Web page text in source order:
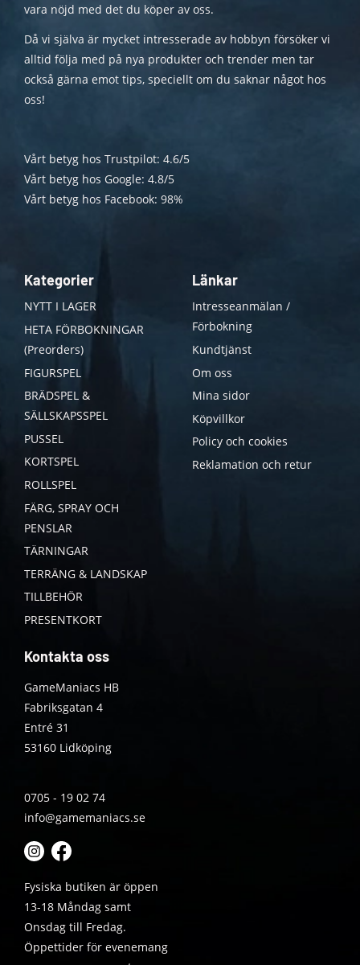
vara nöjd med det du köper av oss.
Då vi själva är mycket intresserade av hobbyn försöker vi
alltid följa med på nya produkter och trender men tar
också gärna emot tips, speciellt om du saknar något hos
oss!
Vårt betyg hos Trustpilot: 4.6/5
Vårt betyg hos Google: 4.8/5
Vårt betyg hos Facebook: 98%
Kategorier
NYTT I LAGER
HETA FÖRBOKNINGAR
(Preorders)
FIGURSPEL
BRÄDSPEL &
SÄLLSKAPSSPEL
PUSSEL
KORTSPEL
ROLLSPEL
FÄRG, SPRAY OCH
PENSLAR
TÄRNINGAR
TERRÄNG & LANDSKAP
TILLBEHÖR
PRESENTKORT
Länkar
Intresseanmälan /
Förbokning
Kundtjänst
Om oss
Mina sidor
Köpvillkor
Policy och cookies
Reklamation och retur
Kontakta oss
GameManiacs HB
Fabriksgatan 4
Entré 31
53160 Lidköping
0705 - 19 02 74
info@gamemaniacs.se
Fysiska butiken är öppen
13-18 Måndag samt
Onsdag till Fredag.
Öppettider för evenemang